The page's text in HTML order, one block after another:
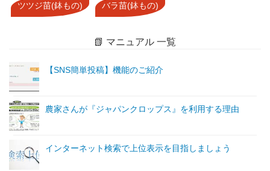
ツツジ苗(鉢もの) バラ苗(鉢もの)
📗 マニュアル 一覧
【SNS簡単投稿】機能のご紹介
農家さんが『ジャパンクロップス』を利用する理由
インターネット検索で上位表示を目指しましょう